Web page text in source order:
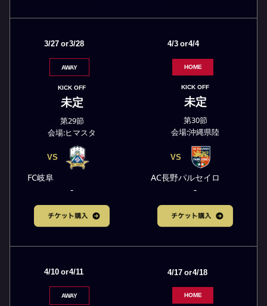
3/27 or3/28
AWAY
KICK OFF
未定
第29節
会場:ヒマスタ
VS
FC岐阜
-
4/3 or4/4
HOME
KICK OFF
未定
第30節
会場:沖縄県陸
VS
AC長野パルセイロ
-
4/10 or4/11
AWAY
4/17 or4/18
HOME